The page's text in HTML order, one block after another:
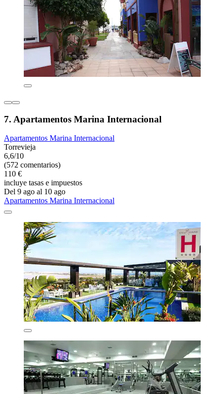
7. Apartamentos Marina Internacional
Apartamentos Marina Internacional
Torrevieja
6,6/10
(572 comentarios)
110 €
incluye tasas e impuestos
Del 9 ago al 10 ago
Apartamentos Marina Internacional